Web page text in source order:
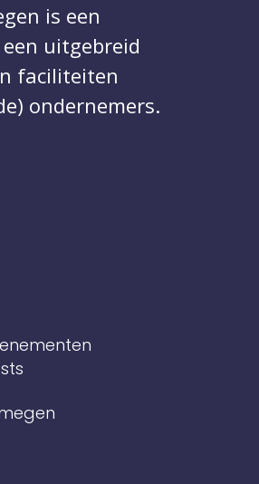
is een
uitgebreid
faciliteiten
ondernemers.